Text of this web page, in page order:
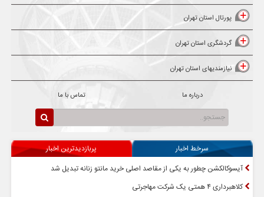
پورتال استان تهران
گردشگری استان تهران
نیازمندیهای استان تهران
درباره ما تماس با ما
سرخط اخبار
پربازدیدترین اخبار
آیسوکالکشن چطور به یکی از مقاصد اصلی خرید مانتو زنانه تبدیل شد
کلاهبرداری ۴ همتی یک شرکت مهاجرتی